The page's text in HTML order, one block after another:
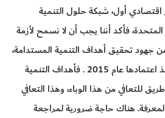
اقتصادي أول، شبكة حلول التنمية
المتحدة، فأكد أننا يجب أن لا نسمح لأزمة
تقوض من جهود تحقيق أهداف التنمية المستدامة،
والزخم الذي اكتسبته منذ اعتمادها عام 2015 . فأهداف التنمية
للتعافي من هذا الوباء، وهذا التعافي
هناك حاجة ضرورية لمراجعة